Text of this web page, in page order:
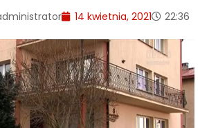
14 kwietnia, 2021 22:36